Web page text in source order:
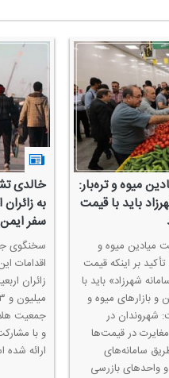
میوه و تره‌بار:
باید با قیمت
میادین میوه و
تأكید بر اینكه قیمت
شهرزاد» باید با
بازارهای میوه و
شهروندان در
در قیمت‌ها
سامانه‌های
واحدهای بازرسی
خالدی
به
سفر ایمن
سخنگوی
اقدامات
زائران
جمعیت
و با
ارائه